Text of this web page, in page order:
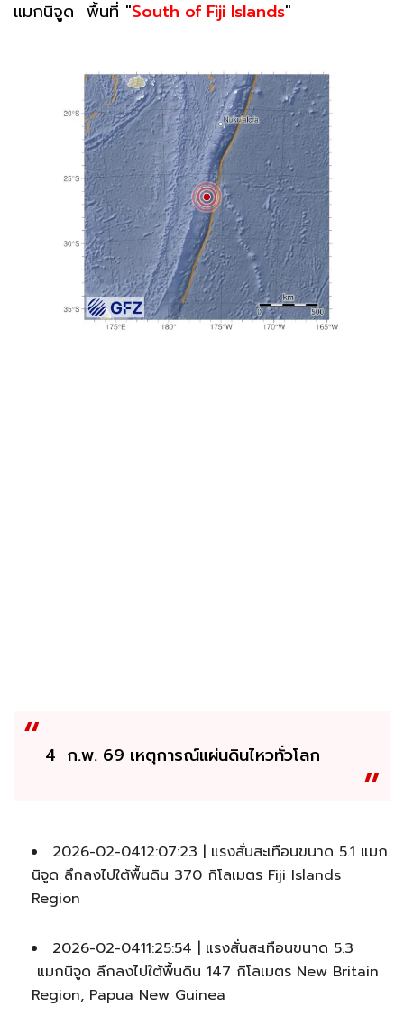
แมกนิจูด พื้นที่ "South of Fiji Islands"
4 ก.พ. 69 เหตุการณ์แผ่นดินไหวทั่วโลก
2026-02-0412:07:23 | แรงสั่นสะเทือนขนาด 5.1 แมก
นิจูด ลึกลงไปใต้พื้นดิน 370 กิโลเมตร Fiji Islands
Region
2026-02-0411:25:54 | แรงสั่นสะเทือนขนาด 5.3
แมกนิจูด ลึกลงไปใต้พื้นดิน 147 กิโลเมตร New Britain
Region, Papua New Guinea